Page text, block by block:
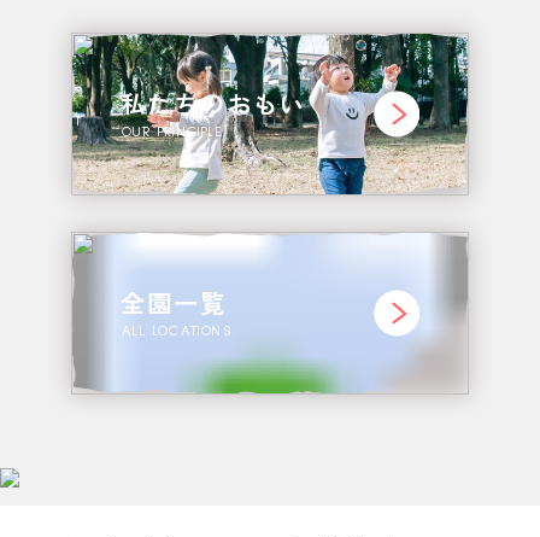
私たちのおもい
OUR PRINCIPLE
全園一覧
ALL LOCATIONS